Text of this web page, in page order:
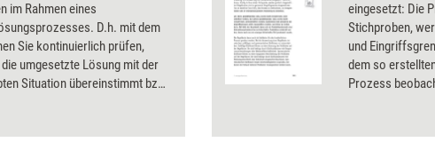
im Rahmen eines
D.h. mit dem
Sie kontinuierlich prüfen,
umgesetzte Lösung mit der
Situation übereinstimmt bzw.
eingesetzt: Die
Stichproben,
und
dem so
Prozess